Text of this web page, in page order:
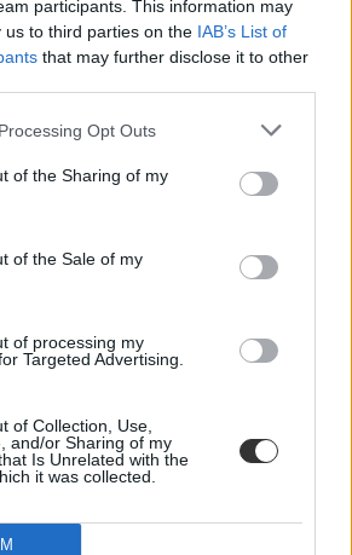
participants. This information may
us to third parties on the IAB’s List of
that may further disclose it to other
Opt Outs
of the Sharing of my
of the Sale of my
of processing my
Targeted Advertising.
of Collection, Use,
and/or Sharing of my
Is Unrelated with the
it was collected.
oltani az 5-11 éveseket az
november eleje óta oltják az 5-11
hárommillió gyerek kapta meg a
Ma pedig az Európai
engedélyezhetik az 5-11 évesek
klinikai rektorhelyettese szerint bármikor
az ötévesnél nagyobb óvodások, iskolások